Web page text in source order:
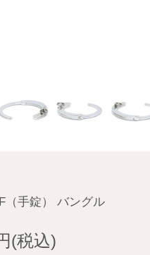
（手錠） バングル